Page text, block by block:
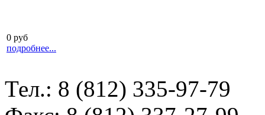
0 руб
подробнее...
Тел.: 8 (812) 335-97-79